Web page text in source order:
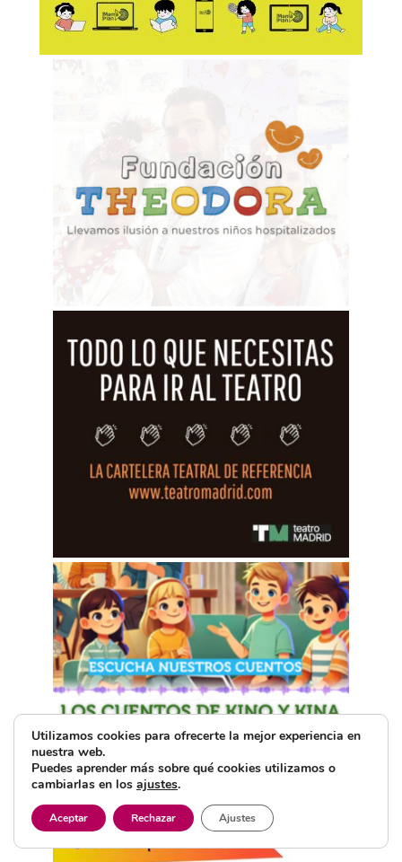
Utilizamos cookies para ofrecerte la mejor experiencia en
nuestra web.
Puedes aprender más sobre qué cookies utilizamos o
cambiarlas en los ajustes.
Aceptar Rechazar Ajustes